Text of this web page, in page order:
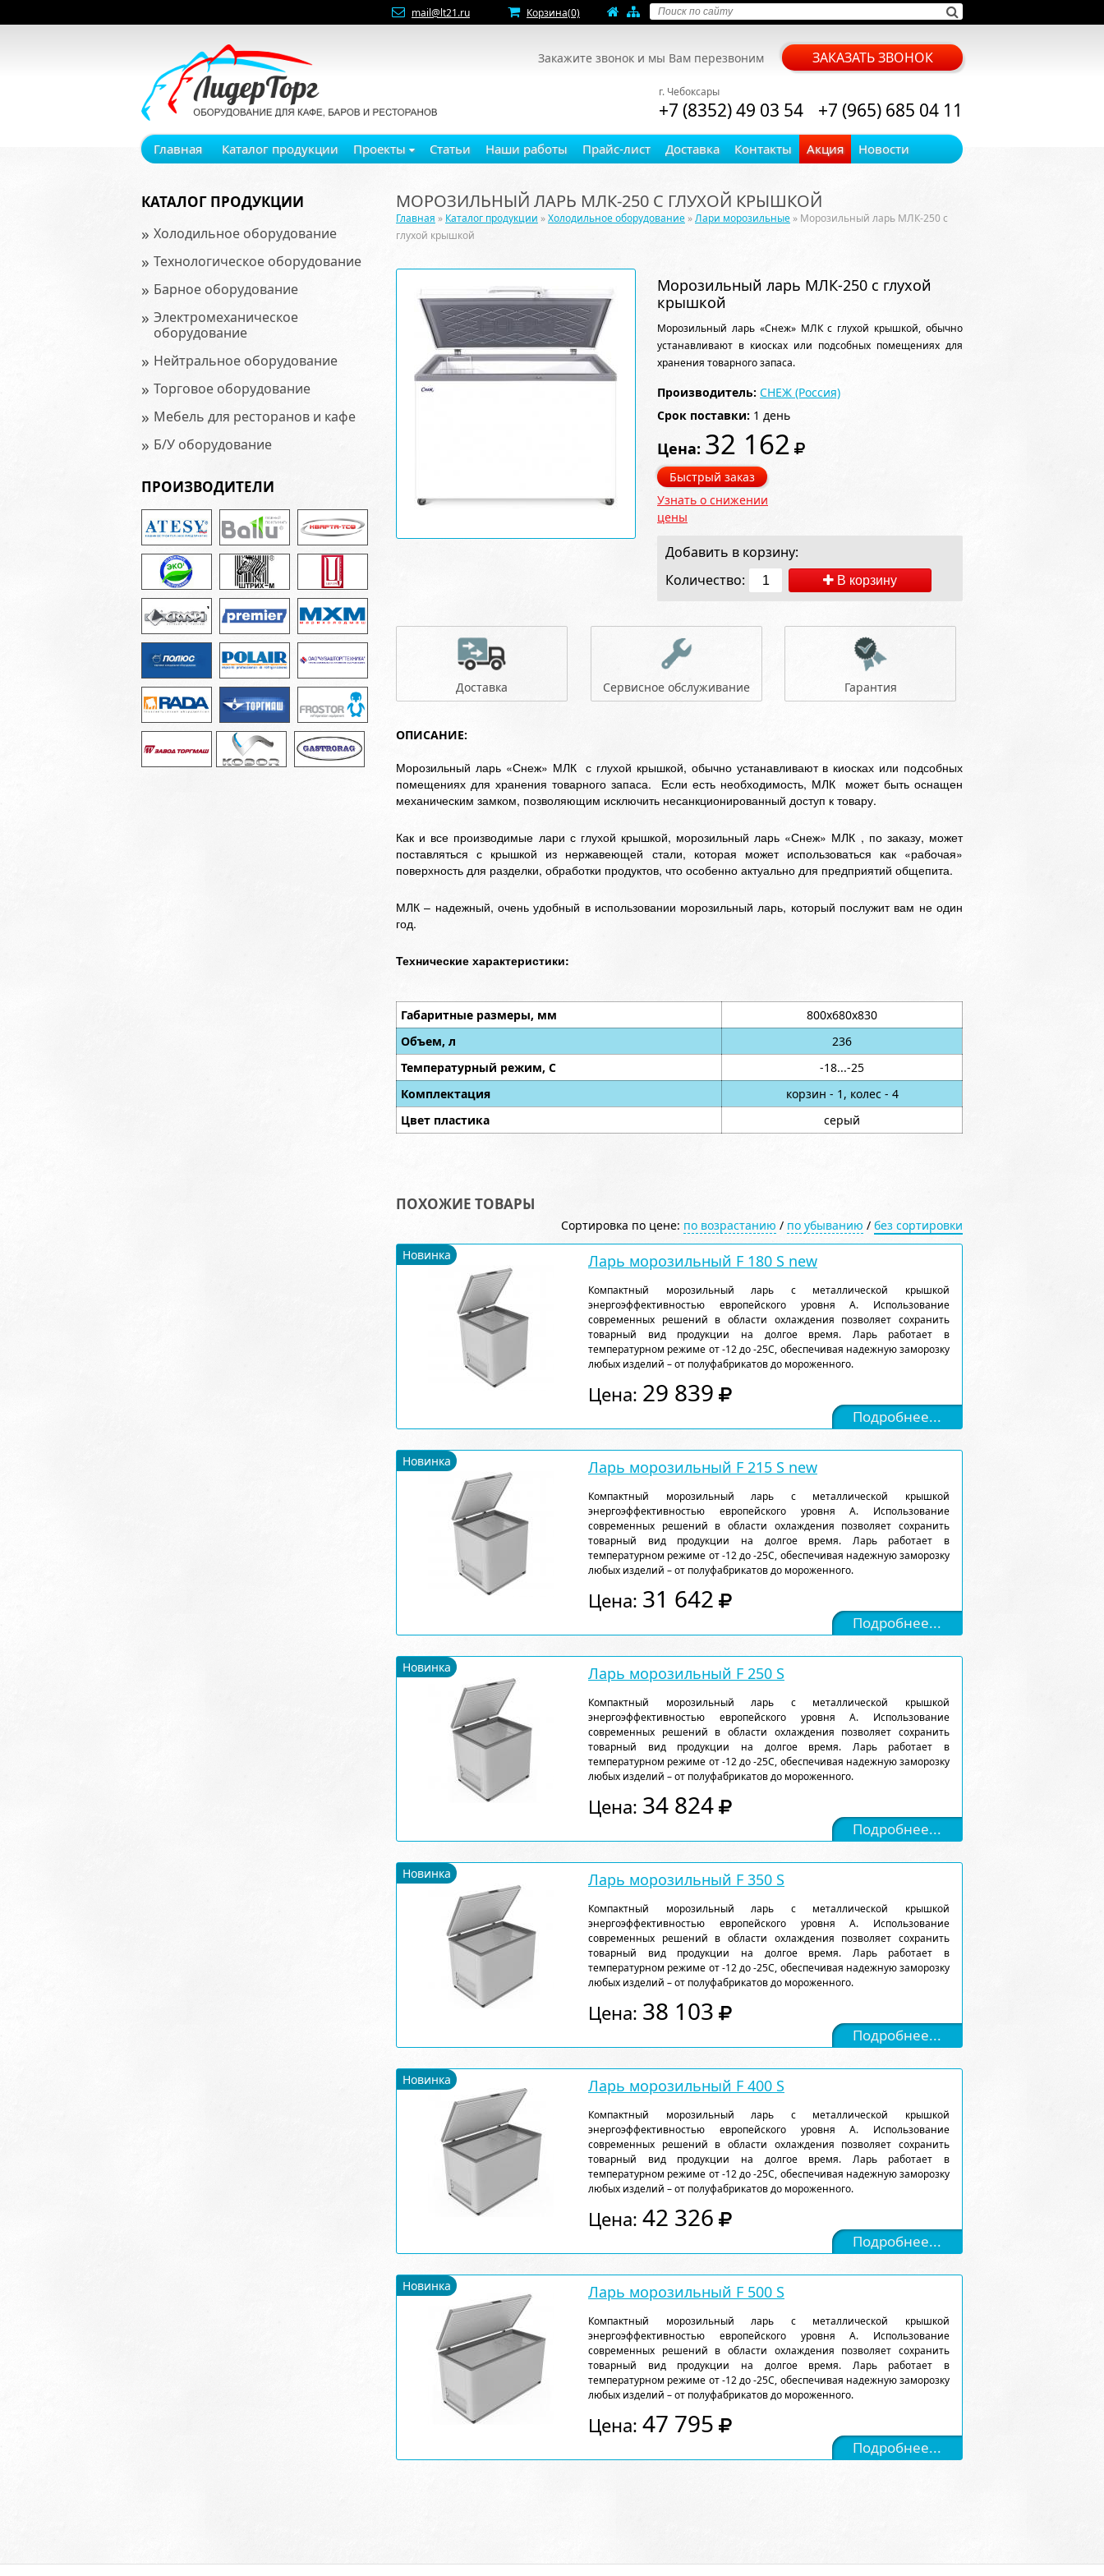
mail@lt21.ru Корзина(0)
Закажите звонок и мы Вам перезвоним ЗАКАЗАТЬ ЗВОНОК
г. Чебоксары
+7 (8352) 49 03 54 +7 (965) 685 04 11
Главная Каталог продукции Проекты Статьи Наши работы Прайс-лист Доставка Контакты Акция Новости
КАТАЛОГ ПРОДУКЦИИ
» Холодильное оборудование
» Технологическое оборудование
» Барное оборудование
» Электромеханическое
оборудование
» Нейтральное оборудование
» Торговое оборудование
» Мебель для ресторанов и кафе
» Б/У оборудование
ПРОИЗВОДИТЕЛИ
МОРОЗИЛЬНЫЙ ЛАРЬ МЛК-250 С ГЛУХОЙ КРЫШКОЙ
Главная » Каталог продукции »Холодильное оборудование »Лари морозильные » Морозильный ларь МЛК-250 с
глухой крышкой
Морозильный ларь МЛК-250 с глухой
крышкой
Морозильный ларь «Снеж» МЛК с глухой крышкой, обычно
устанавливают в киосках или подсобных помещениях для
хранения товарного запаса.
Производитель: СНЕЖ (Россия)
Срок поставки: 1 день
Цена: 32 162
Быстрый заказ
Узнать о снижении
цены
Добавить в корзину:
Количество:
В корзину
Доставка Сервисное обслуживание Гарантия
ОПИСАНИЕ:
Морозильный ларь «Снеж» МЛК с глухой крышкой, обычно устанавливают в киосках или подсобных
помещениях для хранения товарного запаса. Если есть необходимость, МЛК может быть оснащен
механическим замком, позволяющим исключить несанкционированный доступ к товару.
Как и все производимые лари с глухой крышкой, морозильный ларь «Снеж» МЛК , по заказу, может
поставляться с крышкой из нержавеющей стали, которая может использоваться как «рабочая»
поверхность для разделки, обработки продуктов, что особенно актуально для предприятий общепита.
МЛК – надежный, очень удобный в использовании морозильный ларь, который послужит вам не один
год.
Технические характеристики:
Габаритные размеры, мм
800х680х830
Объем, л
236
Температурный режим, С
-18...-25
Комплектация
корзин - 1, колес - 4
Цвет пластика
серый
ПОХОЖИЕ ТОВАРЫ
Сортировка по цене: по возрастанию / по убыванию / без сортировки
Новинка
Ларь морозильный F 180 S new
Компактный морозильный ларь с металлической крышкой
энергоэффективностью европейского уровня А. Использование
современных решений в области охлаждения позволяет сохранить
товарный вид продукции на долгое время. Ларь работает в
температурном режиме от -12 до -25С, обеспечивая надежную заморозку
любых изделий – от полуфабрикатов до мороженного.
Цена: 29 839
Подробнее...
Новинка Ларь морозильный F 215 S new
Компактный морозильный ларь с металлической крышкой
энергоэффективностью европейского уровня А. Использование
современных решений в области охлаждения позволяет сохранить
товарный вид продукции на долгое время. Ларь работает в
температурном режиме от -12 до -25С, обеспечивая надежную заморозку
любых изделий – от полуфабрикатов до мороженного.
Цена: 31 642
Подробнее...
Новинка Ларь морозильный F 250 S
Компактный морозильный ларь с металлической крышкой
энергоэффективностью европейского уровня А. Использование
современных решений в области охлаждения позволяет сохранить
товарный вид продукции на долгое время. Ларь работает в
температурном режиме от -12 до -25С, обеспечивая надежную заморозку
любых изделий – от полуфабрикатов до мороженного.
Цена: 34 824
Подробнее...
Новинка Ларь морозильный F 350 S
Компактный морозильный ларь с металлической крышкой
энергоэффективностью европейского уровня А. Использование
современных решений в области охлаждения позволяет сохранить
товарный вид продукции на долгое время. Ларь работает в
температурном режиме от -12 до -25С, обеспечивая надежную заморозку
любых изделий – от полуфабрикатов до мороженного.
Цена: 38 103
Подробнее...
Новинка Ларь морозильный F 400 S
Компактный морозильный ларь с металлической крышкой
энергоэффективностью европейского уровня А. Использование
современных решений в области охлаждения позволяет сохранить
товарный вид продукции на долгое время. Ларь работает в
температурном режиме от -12 до -25С, обеспечивая надежную заморозку
любых изделий – от полуфабрикатов до мороженного.
Цена: 42 326
Подробнее...
Новинка Ларь морозильный F 500 S
Компактный морозильный ларь с металлической крышкой
энергоэффективностью европейского уровня А. Использование
современных решений в области охлаждения позволяет сохранить
товарный вид продукции на долгое время. Ларь работает в
температурном режиме от -12 до -25С, обеспечивая надежную заморозку
любых изделий – от полуфабрикатов до мороженного.
Цена: 47 795
Подробнее...